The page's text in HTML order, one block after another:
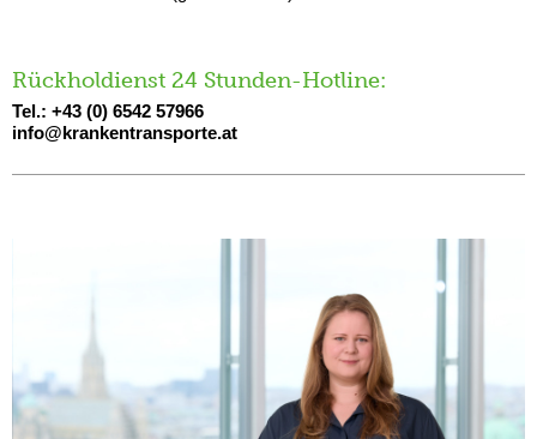
Rückholdienst 24 Stunden-Hotline:
Tel.: +43 (0) 6542 57966
info@krankentransporte.at